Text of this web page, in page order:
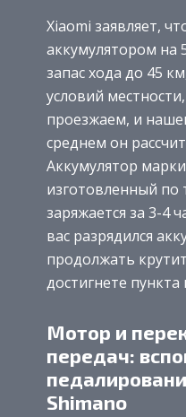
Xiaomi заявляет,
аккумулятором на
запас хода до 45
условий
проезжаем, и
среднем он
Аккумулятор
изготовленный по
заряжается за 3-4
вас разрядился
продолжать
достигнете пункта
Мотор и
передач:
Shimano